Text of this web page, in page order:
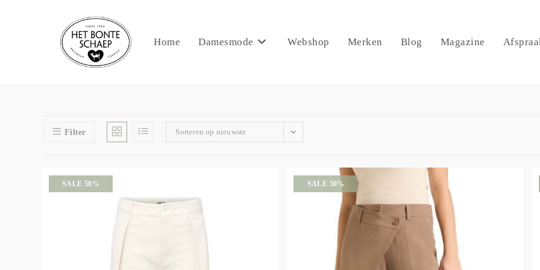
Home Damesmode Webshop Merken Blog Magazine
Filter Sorteren op nieuwste
SALE 50% SALE 50%